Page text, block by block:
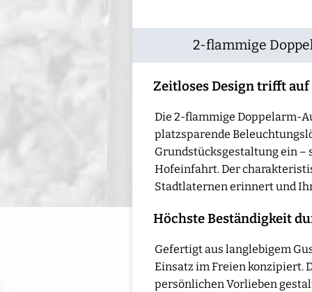
2-flammige
Zeitloses Design trifft
Die 2-flammige Doppelarm-
platzsparende
Grundstücksgestaltung ein –
Hofeinfahrt. Der
Stadtlaternen erinnert und
Höchste Beständigkeit
Gefertigt aus langlebigem
Einsatz im Freien konzipiert.
persönlichen Vorlieben